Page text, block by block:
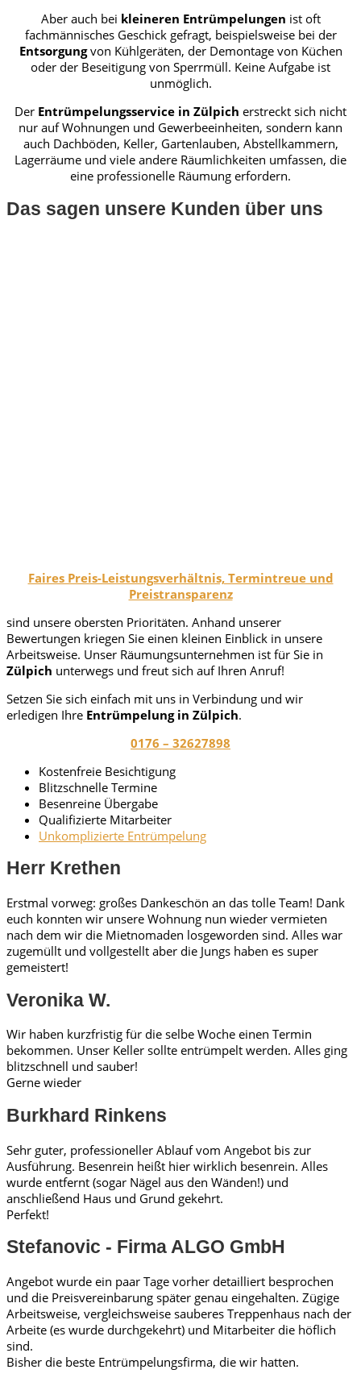
Aber auch bei kleineren Entrümpelungen ist oft
fachmännisches Geschick gefragt, beispielsweise bei der
Entsorgungvon Kühlgeräten, der Demontage von Küchen
oder der Beseitigung von Sperrmüll. Keine Aufgabe ist
unmöglich.
Der Entrümpelungsservice in Zülpich erstreckt sich nicht
nur auf Wohnungen und Gewerbeeinheiten, sondern kann
auch Dachböden, Keller, Gartenlauben, Abstellkammern,
Lagerräume und viele andere Räumlichkeiten umfassen, die
eine professionelle Räumung erfordern.
Das sagen unsere Kunden über uns
Faires Preis-Leistungsverhältnis, Termintreue und
Preistransparenz
sind unsere obersten Prioritäten. Anhand unserer
Bewertungen kriegen Sie einen kleinen Einblick in unsere
Arbeitsweise. Unser Räumungsunternehmen ist für Sie in
Zülpich unterwegs und freut sich auf Ihren Anruf!
Setzen Sie sich einfach mit uns in Verbindung und wir
erledigen Ihre Entrümpelung in Zülpich.
0176 – 32627898
Kostenfreie Besichtigung
Blitzschnelle Termine
Besenreine Übergabe
Qualifizierte Mitarbeiter
Unkomplizierte Entrümpelung
Herr Krethen
Erstmal vorweg: großes Dankeschön an das tolle Team! Dank
euch konnten wir unsere Wohnung nun wieder vermieten
nach dem wir die Mietnomaden losgeworden sind. Alles war
zugemüllt und vollgestellt aber die Jungs haben es super
gemeistert!
Veronika W.
Wir haben kurzfristig für die selbe Woche einen Termin
bekommen. Unser Keller sollte entrümpelt werden. Alles ging
blitzschnell und sauber!
Gerne wieder
Burkhard Rinkens
Sehr guter, professioneller Ablauf vom Angebot bis zur
Ausführung. Besenrein heißt hier wirklich besenrein. Alles
wurde entfernt (sogar Nägel aus den Wänden!) und
anschließend Haus und Grund gekehrt.
Perfekt!
Stefanovic - Firma ALGO GmbH
Angebot wurde ein paar Tage vorher detailliert besprochen
und die Preisvereinbarung später genau eingehalten. Zügige
Arbeitsweise, vergleichsweise sauberes Treppenhaus nach der
Arbeite (es wurde durchgekehrt) und Mitarbeiter die höflich
sind.
Bisher die beste Entrümpelungsfirma, die wir hatten.